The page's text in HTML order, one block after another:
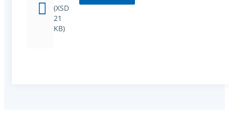
(XSD
21
KB)